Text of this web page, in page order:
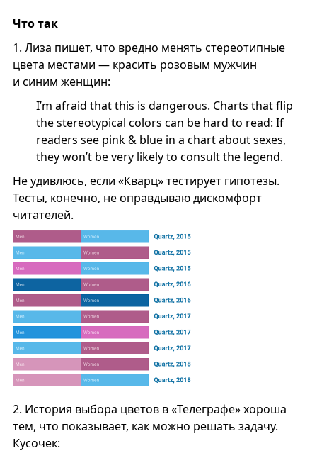
Что так
1. Лиза пишет, что вредно менять стереотипные
цвета местами — красить розовым мужчин
и синим женщин:
I’m afraid that this is dangerous. Charts that flip
the stereotypical colors can be hard to read: If
readers see pink & blue in a chart about sexes,
they won’t be very likely to consult the legend.
Не удивлюсь, если «Кварц» тестирует гипотезы.
Тесты, конечно, не оправдываю дискомфорт
читателей.
2. История выбора цветов в «Телеграфе» хороша
тем, что показывает, как можно решать задачу.
Кусочек: